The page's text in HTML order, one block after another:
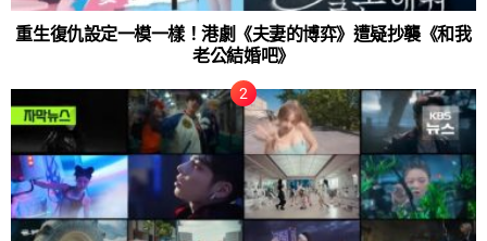
重生復仇設定一模一樣！港劇《夫妻的博弈》遭疑抄襲《和我
老公結婚吧》